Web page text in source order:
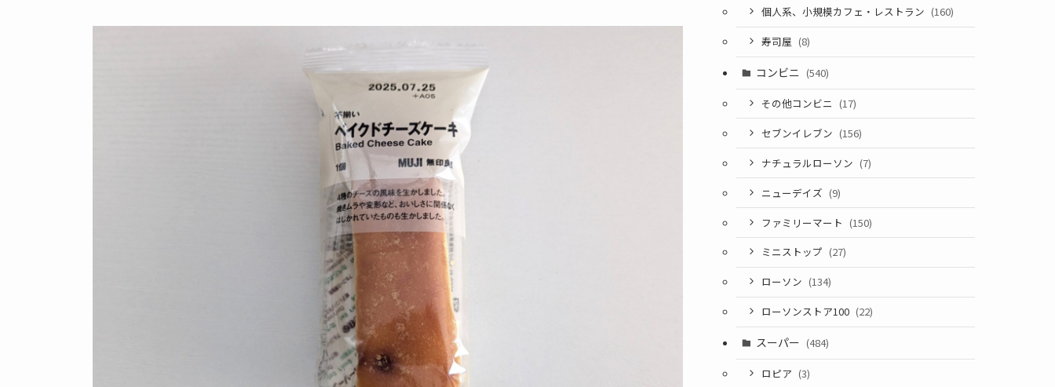
個人系、小規模カフェ・レストラン (160)
寿司屋 (8)
コンビニ (540)
その他コンビニ (17)
セブンイレブン (156)
ナチュラルローソン (7)
ニューデイズ (9)
ファミリーマート (150)
ミニストップ (27)
ローソン (134)
ローソンストア100 (22)
スーパー (484)
ロピア (3)